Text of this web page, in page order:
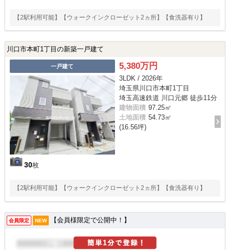
【2駅利用可能】【ウォークインクローゼット2ヵ所】【食洗器有り】
川口市本町1丁目の新築一戸建て
一戸建て
30枚
5,380万円
3LDK / 2026年
埼玉県川口市本町1丁目
埼玉高速鉄道 川口元郷 徒歩11分
建物面積 97.25㎡
土地面積 54.73㎡
(16.56坪)
【2駅利用可能】【ウォークインクローゼット2ヵ所】【食洗器有り】
会員限定 NEW 【会員様限定で公開中！】